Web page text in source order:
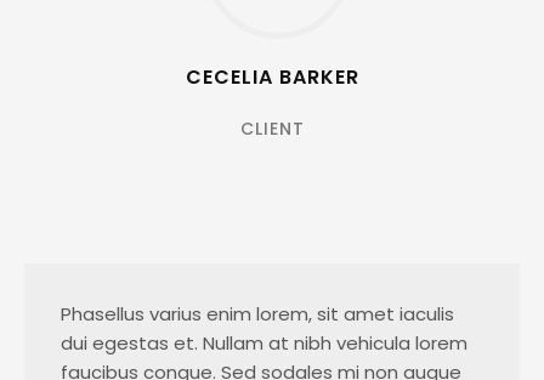
CECELIA BARKER
CLIENT
Phasellus varius enim lorem, sit amet iaculis
dui egestas et. Nullam at nibh vehicula lorem
faucibus congue. Sed sodales mi non augue